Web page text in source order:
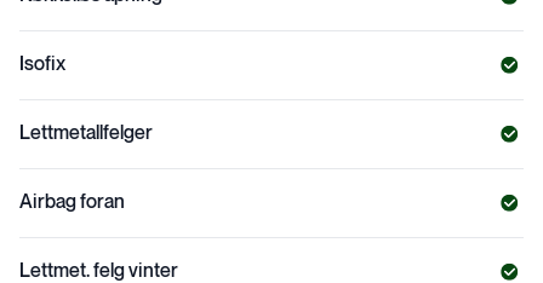
Isofix
Lettmetallfelger
Airbag foran
Lettmet. felg vinter